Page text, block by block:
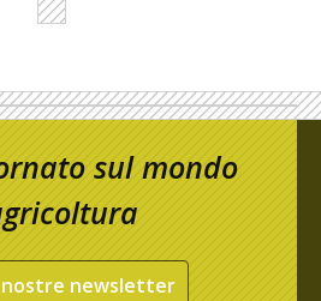
sul mondo
nostre newsletter